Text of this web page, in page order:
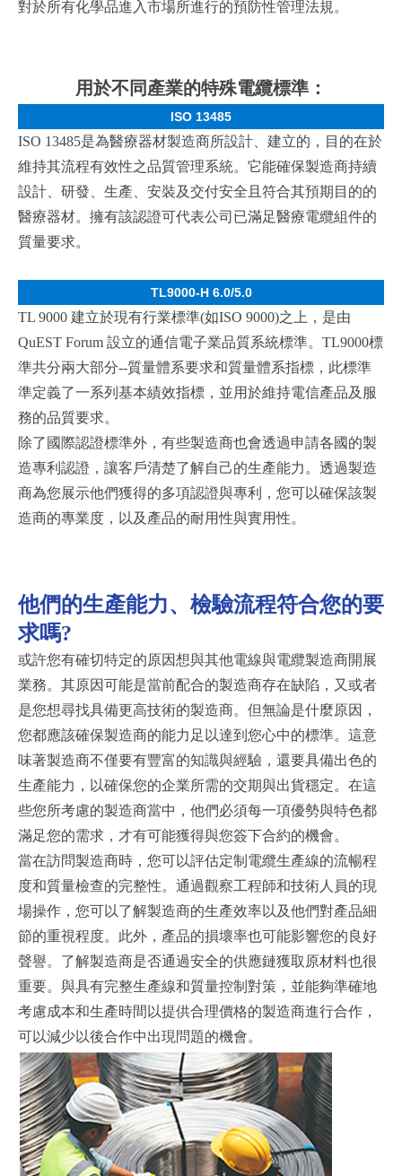
對於所有化學品進入市場所進行的預防性管理法規。
用於不同產業的特殊電纜標準：
ISO 13485
ISO 13485是為醫療器材製造商所設計、建立的，目的在於
維持其流程有效性之品質管理系統。它能確保製造商持續
設計、研發、生產、安裝及交付安全且符合其預期目的的
醫療器材。擁有該認證可代表公司已滿足醫療電纜組件的
質量要求。
TL9000-H 6.0/5.0
TL 9000 建立於現有行業標準(如ISO 9000)之上，是由
QuEST Forum 設立的通信電子業品質系統標準。 TL9000標
準共分兩大部分--質量體系要求和質量體系指標，此標準
準定義了一系列基本績效指標，並用於維持電信產品及服
務的品質要求。
除了國際認證標準外，有些製造商也會透過申請各國的製
造專利認證，讓客戶清楚了解自己的生產能力。透過製造
商為您展示他們獲得的多項認證與專利，您可以確保該製
造商的專業度，以及產品的耐用性與實用性。
他們的生產能力、檢驗流程符合您的要
求嗎?
或許您有確切特定的原因想與其他電線與電纜製造商開展
業務。其原因可能是當前配合的製造商存在缺陷，又或者
是您想尋找具備更高技術的製造商。但無論是什麼原因，
您都應該確保製造商的能力足以達到您心中的標準。這意
味著製造商不僅要有豐富的知識與經驗，還要具備出色的
生產能力，以確保您的企業所需的交期與出貨穩定。在這
些您所考慮的製造商當中，他們必須每一項優勢與特色都
滿足您的需求，才有可能獲得與您簽下合約的機會。
當在訪問製造商時，您可以評估定制電纜生產線的流暢程
度和質量檢查的完整性。通過觀察工程師和技術人員的現
場操作，您可以了解製造商的生產效率以及他們對產品細
節的重視程度。此外，產品的損壞率也可能影響您的良好
聲譽。了解製造商是否通過安全的供應鏈獲取原材料也很
重要。與具有完整生產線和質量控制對策，並能夠準確地
考慮成本和生產時間以提供合理價格的製造商進行合作，
可以減少以後合作中出現問題的機會。